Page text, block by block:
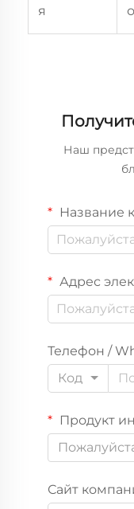
я
Наш
Название
Адрес
Телефон /
Код
Продукт
Сайт